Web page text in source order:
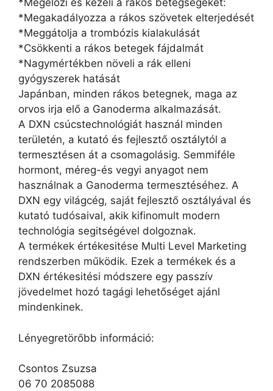
*Megelőzi és kezeli a rákos betegségeket:
*Megakadályozza a rákos szövetek elterjedését
*Meggátolja a trombózis kialakulását
*Csökkenti a rákos betegek fájdalmát
*Nagymértékben növeli a rák elleni
gyógyszerek hatását
Japánban, minden rákos betegnek, maga az
orvos irja elő a Ganoderma alkalmazását.
A DXN csúcstechnológiát használ minden
területén, a kutató és fejlesztő osztálytól a
termesztésen át a csomagolásig. Semmiféle
hormont, méreg-és vegyi anyagot nem
használnak a Ganoderma termesztéséhez. A
DXN egy világcég, saját fejlesztő osztályával és
kutató tudósaival, akik kifinomult modern
technológia segitségével dolgoznak.
A termékek értékesitése Multi Level Marketing
rendszerben működik. Ezek a termékek és a
DXN értékesitési módszere egy passzív
jövedelmet hozó tagági lehetőséget ajánl
mindenkinek.
Lényegretörőbb információ:
Csontos Zsuzsa
06 70 2085088